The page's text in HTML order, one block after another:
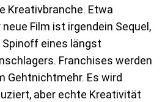
Kreativbranche. Etwa
Film ist irgendein Sequel,
Spinoff eines längst
Franchises werden
Gehtnichtmehr. Es wird
aber echte Kreativität